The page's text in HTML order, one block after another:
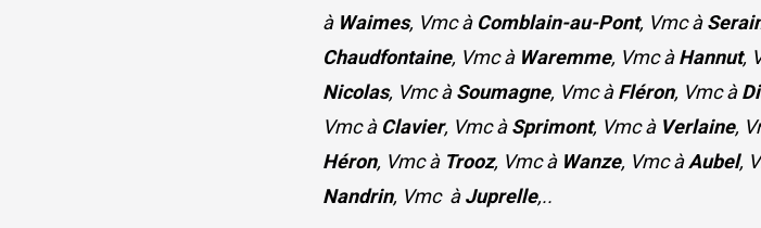
à Waimes, Vmc à Comblain-au-Pont, Vmc à
Chaudfontaine, Vmc à Waremme, Vmc àHannut,
Nicolas, Vmc àSoumagne, Vmc àFléron, Vmc à
Vmc à Clavier, Vmc àSprimont, Vmc à Verlaine,
Héron, Vmc à Trooz, Vmc à Wanze, Vmc àAubel,
Nandrin, Vmc àJuprelle,..